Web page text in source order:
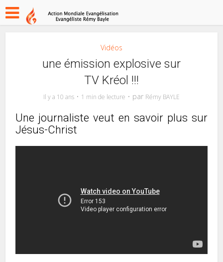
Vidéos
une émission explosive sur
TV Kréol !!!
Il y a 10 ans 1 min de lecture par Rémy BAYLE
Une journaliste veut en savoir plus sur
Jésus-Christ